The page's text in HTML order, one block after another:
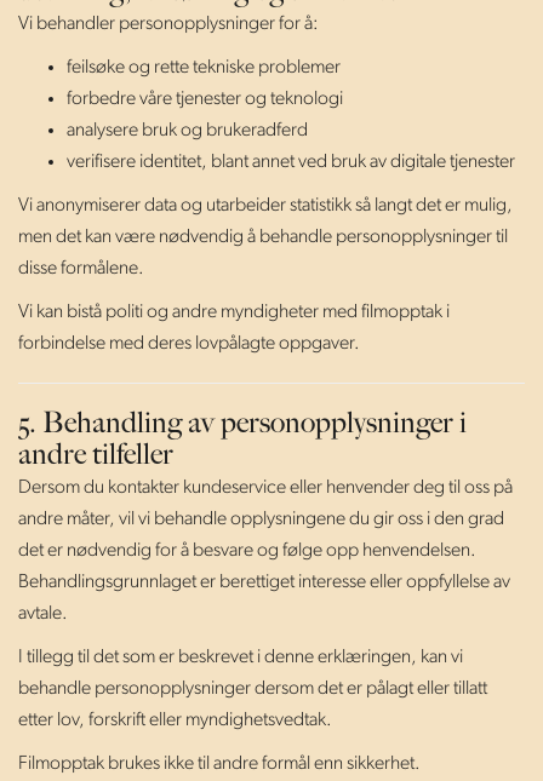
Vi behandler personopplysninger for å:
feilsøke og rette tekniske problemer
forbedre våre tjenester og teknologi
analysere bruk og brukeradferd
verifisere identitet, blant annet ved bruk av digitale tjenester
Vi anonymiserer data og utarbeider statistikk så langt det er mulig,
men det kan være nødvendig å behandle personopplysninger til
disse formålene.
Vi kan bistå politi og andre myndigheter med filmopptak i
forbindelse med deres lovpålagte oppgaver.
5. Behandling av personopplysninger i
andre tilfeller
Dersom du kontakter kundeservice eller henvender deg til oss på
andre måter, vil vi behandle opplysningene du gir oss i den grad
det er nødvendig for å besvare og følge opp henvendelsen.
Behandlingsgrunnlaget er berettiget interesse eller oppfyllelse av
avtale.
I tillegg til det som er beskrevet i denne erklæringen, kan vi
behandle personopplysninger dersom det er pålagt eller tillatt
etter lov, forskrift eller myndighetsvedtak.
Filmopptak brukes ikke til andre formål enn sikkerhet.